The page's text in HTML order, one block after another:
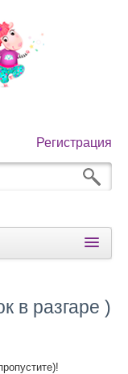
Регистрация
в разгаре )